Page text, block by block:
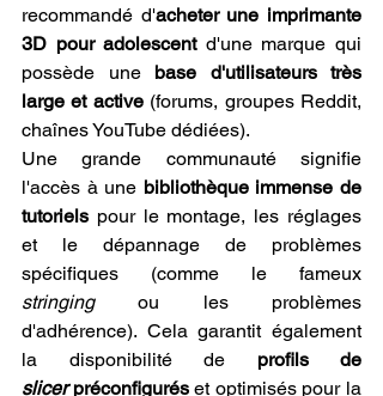
recommandé d'acheter une imprimante
3D pour adolescent d'une marque qui
possède une base d'utilisateurs très
large et active (forums, groupes Reddit,
chaînes YouTube dédiées).
Une grande communauté signifie
l'accès à une bibliothèque immense de
tutoriels pour le montage, les réglages
et le dépannage de problèmes
stringing ou les problèmes
d'adhérence). Cela garantit également
la disponibilité de
slicer préconfigurés et optimisés pour la